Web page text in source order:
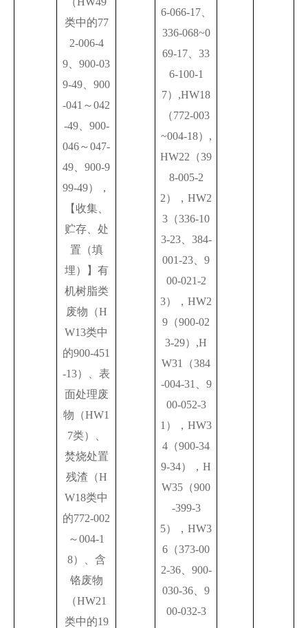
类中的77
2-006-4
9、900-03
9-49、900
-041～042
-49、900-
046～047-
49、900-9
99-49），
【收集、
贮存、处
置（填
埋）】有
机树脂类
废物（H
W13类中
的900-451
-13）、表
面处理废
物（HW1
7类）、
焚烧处置
残渣（H
W18类中
的772-002
～004-1
8）、含
铬废物
（HW21
类中的19
6-066-17、
336-068~0
69-17、33
6-100-1
7）,HW18
（772-003
~004-18）,
HW22（39
8-005-2
2），HW2
3（336-10
3-23、384-
001-23、9
00-021-2
3），HW2
9（900-02
3-29）,H
W31（384
-004-31、9
00-052-3
1），HW3
4（900-34
9-34），H
W35（900
-399-3
5），HW3
6（373-00
2-36、900-
030-36、9
00-032-3